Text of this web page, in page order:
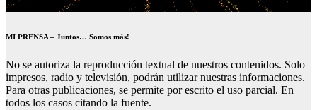
MI PRENSA – Juntos… Somos más!
No se autoriza la reproducción textual de nuestros contenidos. Solo
impresos, radio y televisión, podrán utilizar nuestras informaciones.
Para otras publicaciones, se permite por escrito el uso parcial. En
todos los casos citando la fuente.